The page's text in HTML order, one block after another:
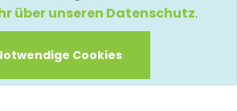
über unseren Datenschutz.
Cookies